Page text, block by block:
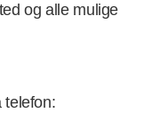
og alle mulige
telefon: